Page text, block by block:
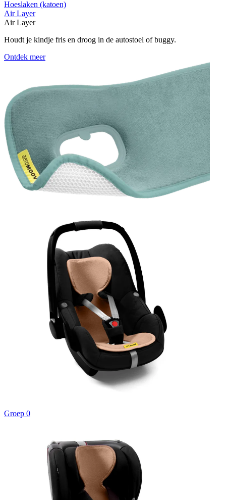
Hoeslaken (katoen)
Air Layer
Air Layer
Houdt je kindje fris en droog in de autostoel of buggy.
Ontdek meer
Groep 0